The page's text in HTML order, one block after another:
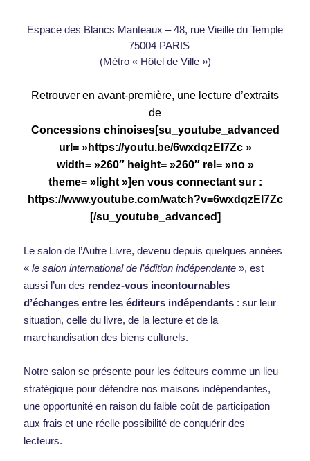
Espace des Blancs Manteaux – 48, rue Vieille du Temple
– 75004 PARIS
(Métro « Hôtel de Ville »)
Retrouver en avant-première, une lecture d’extraits
de
Concessions chinoises[su_youtube_advanced
url= »https://youtu.be/6wxdqzEl7Zc »
width= »260″ height= »260″ rel= »no »
theme= »light »]en vous connectant sur :
https://www.youtube.com/watch?v=6wxdqzEl7Zc
[/su_youtube_advanced]
Le salon de l’Autre Livre, devenu depuis quelques années
«le salon international de l’édition indépendante », est
aussi l’un des rendez-vous incontournables
d’échanges entre les éditeurs indépendants : sur leur
situation, celle du livre, de la lecture et de la
marchandisation des biens culturels.
Notre salon se présente pour les éditeurs comme un lieu
stratégique pour défendre nos maisons indépendantes,
une opportunité en raison du faible coût de participation
aux frais et une réelle possibilité de conquérir des
lecteurs.